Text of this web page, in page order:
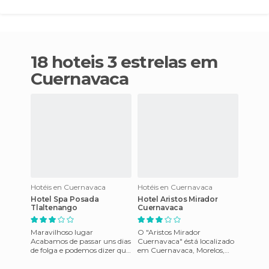
18 hoteis 3 estrelas em
Cuernavaca
Hotéis en Cuernavaca
Hotel Spa Posada
Tlaltenango
Maravilhoso lugar
Acabamos de passar uns dias
de folga e podemos dizer que
Hotéis en Cuernavaca
Hotel Aristos Mirador
Cuernavaca
O "Aristos Mirador
Cuernavaca" éstá localizado
em Cuernavaca, Morelos,